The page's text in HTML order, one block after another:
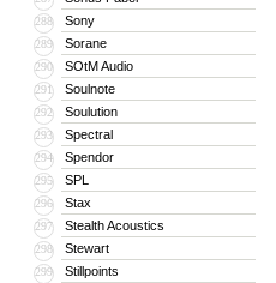
288 Sony
289 Sorane
290 SOtM Audio
291 Soulnote
292 Soulution
293 Spectral
294 Spendor
295 SPL
296 Stax
297 Stealth Acoustics
298 Stewart
299 Stillpoints